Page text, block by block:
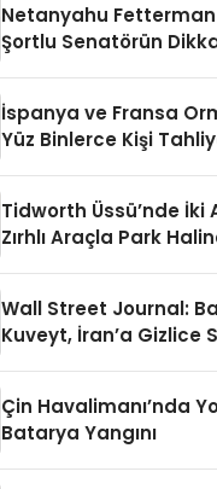
Netanyahu
Şortlu Senatörün
İspanya ve Fransa
Yüz Binlerce Kişi
Tidworth Üssü’nde İki
Zırhlı Araçla Park
Wall Street Journal:
Kuveyt, İran’a Gizlice
Çin Havalimanı’nda
Batarya Yangını